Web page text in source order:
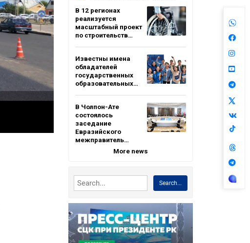
В 12 регионах
реализуется
масштабный проект
по строительств…
Известны имена
обладателей
государственных
образовательных…
В Чолпон-Ате
состоялось
заседание
Евразийского
межправитель…
More news
Search...